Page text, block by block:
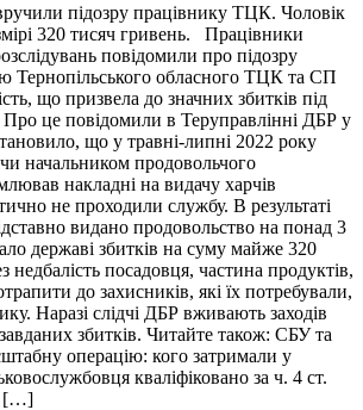
підозру працівнику ТЦК. Чоловік
320 тисяч гривень. Працівники
повідомили про підозру
Тернопільського обласного ТЦК та СП
що призвела до значних збитків під
Про це повідомили в Теруправлінні ДБР у
що у травні-липні 2022 року
начальником продовольчого
накладні на видачу харчів
не проходили службу. В результаті
видано продовольство на понад 3
державі збитків на суму майже 320
недбалість посадовця, частина продуктів,
до захисників, які їх потребували,
Наразі слідчі ДБР вживають заходів
збитків. Читайте також: СБУ та
операцію: кого затримали у
кваліфіковано за ч. 4 ст.
[…]